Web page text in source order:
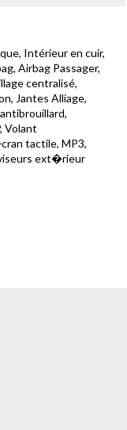
Intérieur en cuir,
Airbag Passager,
centralisé,
Jantes Alliage,
Volant
tactile, MP3,
ext�rieur